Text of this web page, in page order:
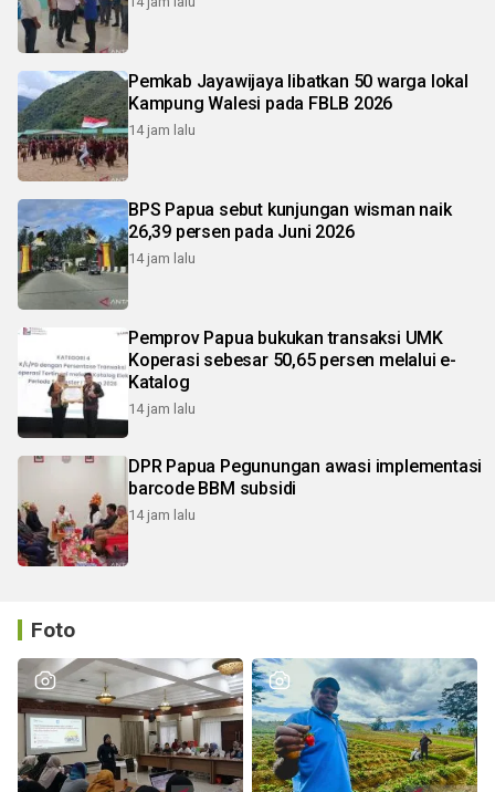
Pemkab Jayawijaya libatkan 50 warga lokal
Kampung Walesi pada FBLB 2026
14 jam lalu
BPS Papua sebut kunjungan wisman naik
26,39 persen pada Juni 2026
14 jam lalu
Pemprov Papua bukukan transaksi UMK
Koperasi sebesar 50,65 persen melalui e-
Katalog
14 jam lalu
DPR Papua Pegunungan awasi implementasi
barcode BBM subsidi
14 jam lalu
Foto